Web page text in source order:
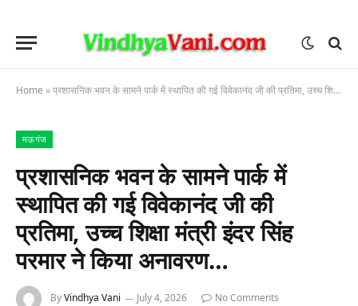
Home »प्रशासनिक भवन के सामने पार्क में स्थापित की गई विवेकानंद जी की प्रतिमा, उच्च शिक्षा मंत्री इंदर सिंह परमार ने किया अनावरण…
मऊगंज
प्रशासनिक भवन के सामने पार्क में
स्थापित की गई विवेकानंद जी की
प्रतिमा, उच्च शिक्षा मंत्री इंदर सिंह
परमार ने किया अनावरण…
ByVindhya Vani July 4, 2026
No Comments